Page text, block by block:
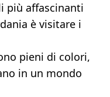
più affascinanti
è visitare i
pieni di colori,
in un mondo